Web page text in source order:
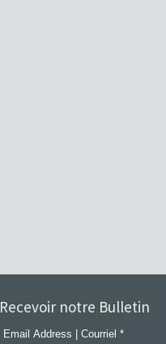
Recevoir notre Bulletin